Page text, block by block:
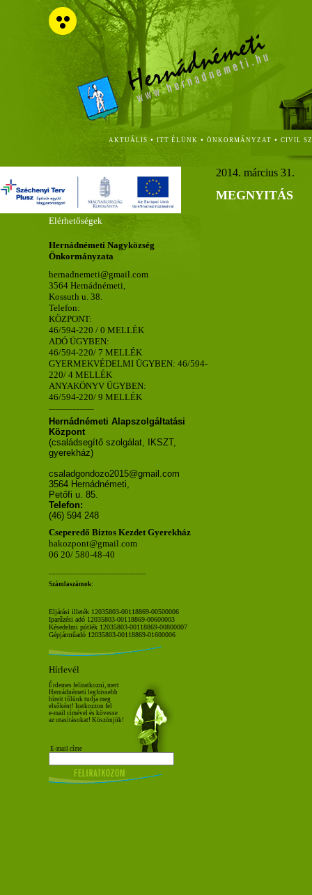
AKTUÁLIS • ITT ÉLÜNK • ÖNKORMÁNYZAT • CIVIL
Elérhetőségek
Hernádnémeti Nagyközség
Önkormányzata
hernadnemeti@gmail.com
3564 Hernádnémeti,
Kossuth u. 38.
Telefon:
KÖZPONT:
46/594-220 / 0 MELLÉK
ADÓ ÜGYBEN:
46/594-220/ 7 MELLÉK
GYERMEKVÉDELMI ÜGYBEN: 46/594-
220/ 4 MELLÉK
ANYAKÖNYV ÜGYBEN:
46/594-220/ 9 MELLÉK
Hernádnémeti Alapszolgáltatási
Központ
(családsegítő szolgálat, IKSZT,
gyerekház)
csaladgondozo2015@gmail.com
3564 Hernádnémeti,
Petőfi u. 85.
Telefon:
(46) 594 248
Cseperedő Biztos Kezdet Gyerekház
hakozpont@gmail.com
06 20/ 580-48-40
Számlaszámok:
Eljárási illeték 12035803-00118869-00500006
Iparűzési adó 12035803-00118869-00600003
Késedelmi pótlék 12035803-00118869-00800007
Gépjárműadó 12035803-00118869-01600006
Hírlevél
Érdemes feliratkozni, mert
Hernádnémeti legfrissebb
híreit tőlünk tudja meg
elsőként! Iratkozzon fel
e-mail címével és kövesse
az utasításokat! Köszönjük!
E-mail címe
2014. március 31.
MEGNYITÁS